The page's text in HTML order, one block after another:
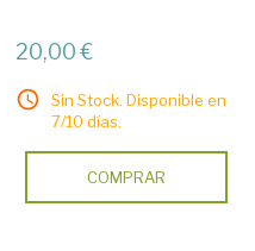
20,00 €
Sin Stock. Disponible en
7/10 días.
COMPRAR